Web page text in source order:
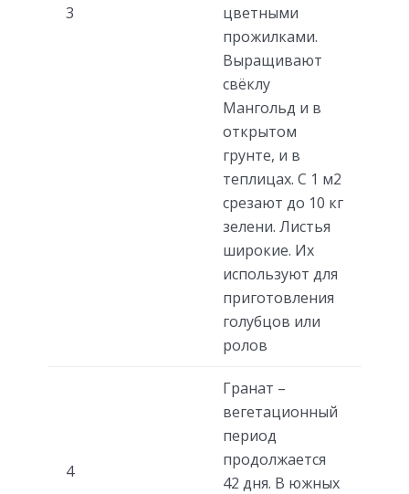
3
цветными
прожилками.
Выращивают
свёклу
Мангольд и в
открытом
грунте, и в
теплицах. С 1 м2
срезают до 10 кг
зелени. Листья
широкие. Их
используют для
приготовления
голубцов или
ролов
4
Гранат –
вегетационный
период
продолжается
42 дня. В южных